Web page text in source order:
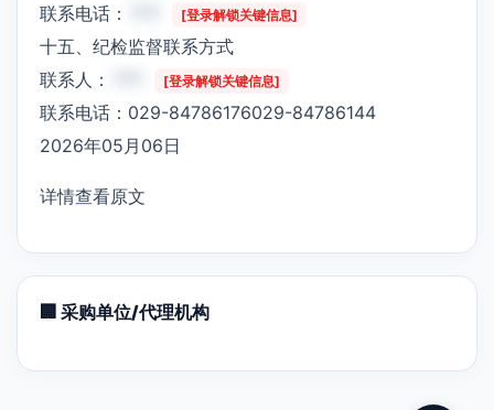
联系电话： [登录解锁关键信息]
十五、纪检监督联系方式
联系人：
[登录解锁关键信息]
联系电话：029-84786176029-84786144
2026年05月06日
详情查看原文
🏢 采购单位/代理机构